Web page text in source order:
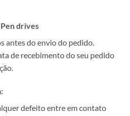
drives
antes do envio do pedido.
de recebimento do seu pedido
defeito entre em contato